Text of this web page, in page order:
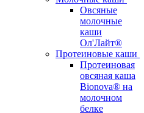
Овсяные
молочные
каши
Ол'Лайт®
Протеиновые каши
Протеиновая
овсяная каша
Bionova® на
молочном
белке